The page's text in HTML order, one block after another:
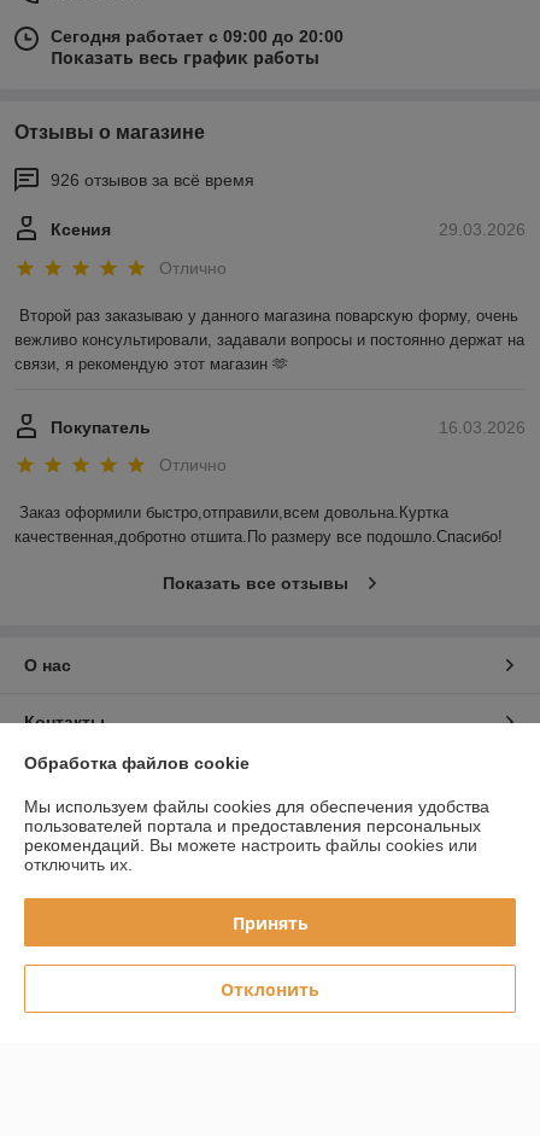
Сегодня работает с 09:00 до 20:00
Показать весь график работы
Отзывы о магазине
926 отзывов за всё время
29.03.2026
Ксения
Отлично
Второй раз заказываю у данного магазина поварскую форму, очень
вежливо консультировали, задавали вопросы и постоянно держат на
связи, я рекомендую этот магазин 🫶
16.03.2026
Покупатель
Отлично
Заказ оформили быстро,отправили,всем довольна.Куртка
качественная,добротно отшита.По размеру все подошло.Спасибо!
Показать все отзывы
О нас
Контакты
Доставка и оплата
График работы
Политика обработки cookies
Обработка файлов cookie
Мы используем файлы cookies для обеспечения удобства
пользователей портала и предоставления персональных
рекомендаций. Вы можете настроить файлы cookies или
отключить их.
Принять
Отклонить